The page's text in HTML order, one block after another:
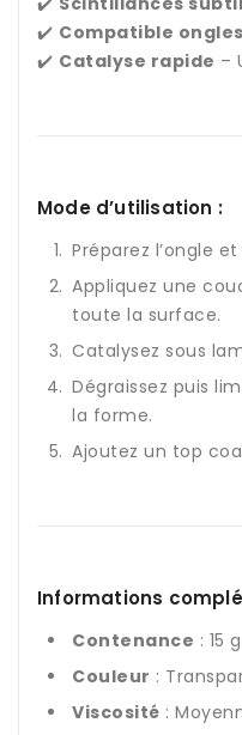
✔️ Compatible
✔️ Catalyse rapide –
Mode d’utilisation :
Préparez l’ongle
Appliquez une
toute la surface.
Catalysez sous
Dégraissez puis
la forme.
Ajoutez un top
Informations
Contenance : 15 g
Couleur :
Viscosité :